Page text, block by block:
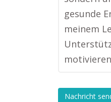
gesunde
meinem
Nachricht